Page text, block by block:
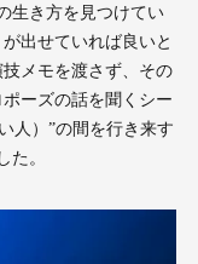
生き方を見つけてい
出せていれば良いと
メモを渡さず、その
ーズの話を聞くシー
人）”の間を行き来す
た。